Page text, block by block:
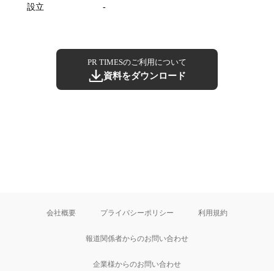
設立
-
PR TIMESのご利用について
資料をダウンロード
会社概要 プライバシーポリシー 利用規約
報道関係者からのお問い合わせ
企業様からのお問い合わせ